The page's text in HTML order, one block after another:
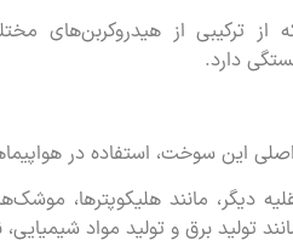
از هیدروکربن‌های
دارد.
این سوخت، استفاده در
مانند هلیکوپترها، موشک‌ها
تولید برق و تولید مواد